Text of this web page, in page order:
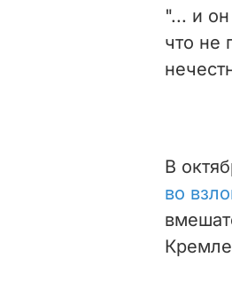
"... и
что не
В
во